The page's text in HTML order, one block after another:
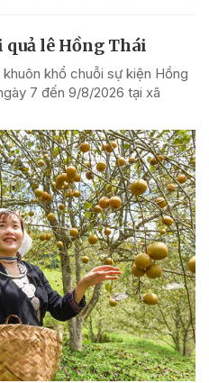
lê Hồng Thái
khổ chuỗi sự kiện Hồng
7 đến 9/8/2026 tại xã